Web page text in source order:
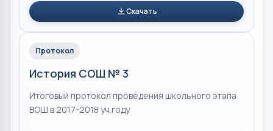
Скачать
Протокол
История СОШ № 3
Итоговый протокол проведения школьного этапа
ВОШ в 2017-2018 уч.году